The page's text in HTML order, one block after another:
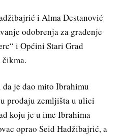
i Alma Destanović
odobrenja za građenje
i Općini Stari Grad
je dao mito Ibrahimu
prodaju zemljišta u ulici
koju je u ime Ibrahima
oprao Seid Hadžibajrić, a